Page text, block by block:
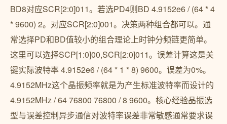
BD8对应SCR[2:0]011。若选PD4则BD 4.9152e6 / (64 * 4
* 9600) 2。对应SCR[2:0]001。决策两种组合都可以。通
常选择PD和BD值较小的组合理论上时钟分频链更简单。
这里可以选择SCP[1:0]00,SCR[2:0]011。误差计算这是关
键实际波特率 4.9152e6 / (64 * 1 * 8) 9600。误差为0%。
4.9152MHz这个晶振频率就是为产生标准波特率而设计的
4.9152MHz / 64 76800 76800 / 8 9600。核心经验晶振选
型与误差控制异步通信对波特率误差非常敏感通常要求误